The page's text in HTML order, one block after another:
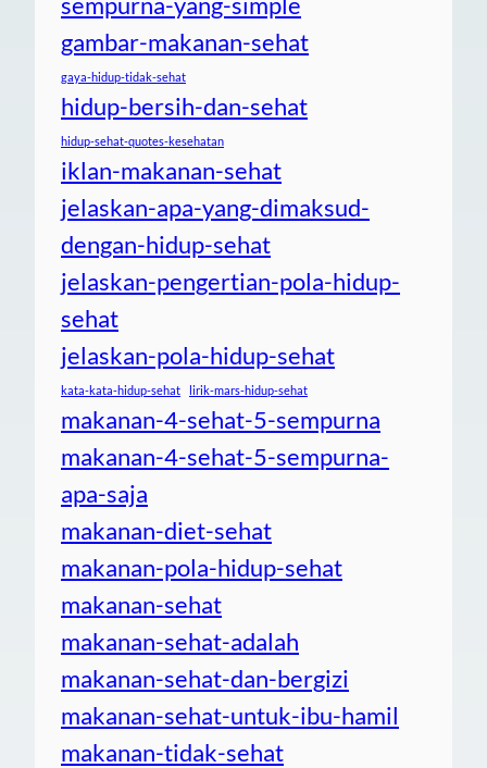
gambar-makanan-sehat
gaya-hidup-tidak-sehat
hidup-bersih-dan-sehat
hidup-sehat-quotes-kesehatan
iklan-makanan-sehat
jelaskan-apa-yang-dimaksud-
dengan-hidup-sehat
jelaskan-pengertian-pola-hidup-
sehat
jelaskan-pola-hidup-sehat
kata-kata-hidup-sehat lirik-mars-hidup-sehat
makanan-4-sehat-5-sempurna
makanan-4-sehat-5-sempurna-
apa-saja
makanan-diet-sehat
makanan-pola-hidup-sehat
makanan-sehat
makanan-sehat-adalah
makanan-sehat-dan-bergizi
makanan-sehat-untuk-ibu-hamil
makanan-tidak-sehat